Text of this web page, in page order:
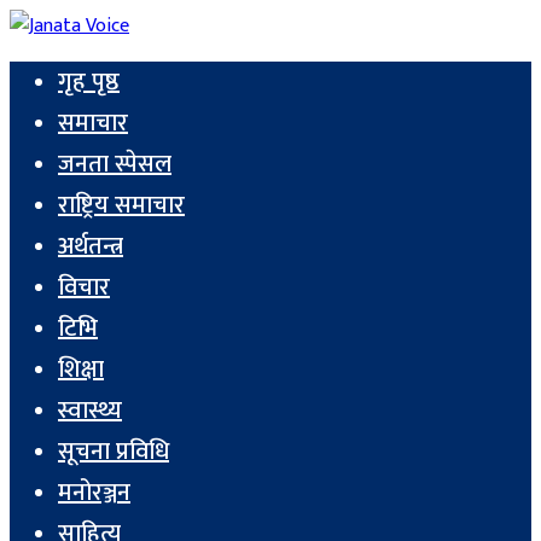
गृह पृष्ठ
समाचार
जनता स्पेसल
राष्ट्रिय समाचार
अर्थतन्त्र
विचार
टिभि
शिक्षा
स्वास्थ्य
सूचना प्रविधि
मनोरञ्जन